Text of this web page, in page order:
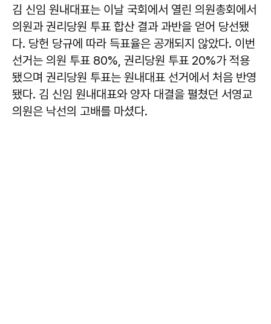
김 신임 원내대표는 이날 국회에서 열린 의원총회에서
의원과 권리당원 투표 합산 결과 과반을 얻어 당선됐
다. 당헌 당규에 따라 득표율은 공개되지 않았다. 이번
선거는 의원 투표 80%, 권리당원 투표 20%가 적용
됐으며 권리당원 투표는 원내대표 선거에서 처음 반영
됐다. 김 신임 원내대표와 양자 대결을 펼쳤던 서영교
의원은 낙선의 고배를 마셨다.